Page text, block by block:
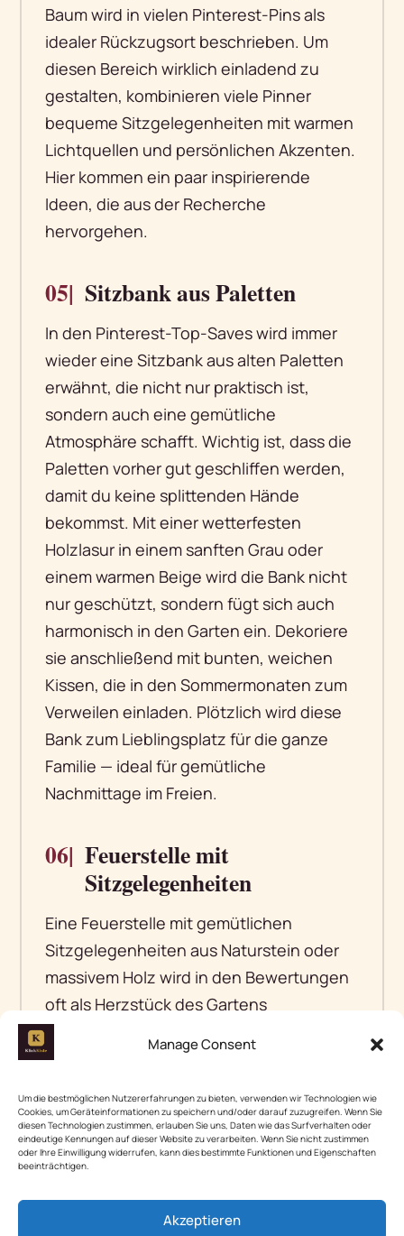
Manage Consent
Um die bestmöglichen Nutzererfahrungen zu bieten, verwenden wir Technologien wie
Cookies, um Geräteinformationen zu speichern und/oder darauf zuzugreifen. Wenn Sie
diesen Technologien zustimmen, erlauben Sie uns, Daten wie das Surfverhalten oder
eindeutige Kennungen auf dieser Website zu verarbeiten. Wenn Sie nicht zustimmen
oder Ihre Einwilligung widerrufen, kann dies bestimmte Funktionen und Eigenschaften
beeinträchtigen.
Akzeptieren
Baum wird in vielen Pinterest-Pins als
idealer Rückzugsort beschrieben. Um
diesen Bereich wirklich einladend zu
gestalten, kombinieren viele Pinner
bequeme Sitzgelegenheiten mit warmen
Lichtquellen und persönlichen Akzenten.
Hier kommen ein paar inspirierende
Ideen, die aus der Recherche
hervorgehen.
05| Sitzbank aus Paletten
In den Pinterest-Top-Saves wird immer
wieder eine Sitzbank aus alten Paletten
erwähnt, die nicht nur praktisch ist,
sondern auch eine gemütliche
Atmosphäre schafft. Wichtig ist, dass die
Paletten vorher gut geschliffen werden,
damit du keine splittenden Hände
bekommst. Mit einer wetterfesten
Holzlasur in einem sanften Grau oder
einem warmen Beige wird die Bank nicht
nur geschützt, sondern fügt sich auch
harmonisch in den Garten ein. Dekoriere
sie anschließend mit bunten, weichen
Kissen, die in den Sommermonaten zum
Verweilen einladen. Plötzlich wird diese
Bank zum Lieblingsplatz für die ganze
Familie — ideal für gemütliche
Nachmittage im Freien.
06| Feuerstelle mit
Sitzgelegenheiten
Eine Feuerstelle mit gemütlichen
Sitzgelegenheiten aus Naturstein oder
massivem Holz wird in den Bewertungen
oft als Herzstück des Gartens
beschrieben. Hier kommen die Leute
zusammen, um die Abendstunden
Flammenspiel eine wohltuende
Atmosphäre schafft. Achte darauf, dass
die Sitzgelegenheiten bequem sind und
Holzlatten passend sind, sodass jeder